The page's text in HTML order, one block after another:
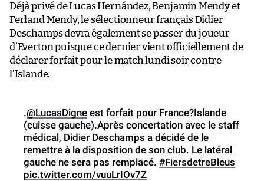
Déjà privé de Lucas Hernández, Benjamin Mendy et
Ferland Mendy, le sélectionneur français Didier
Deschamps devra également se passer du joueur
d’Everton puisque ce dernier vient officiellement de
déclarer forfait pour le match lundi soir contre
l’Islande.
.@LucasDigne est forfait pour France?Islande
(cuisse gauche).Après concertation avec le staff
médical, Didier Deschamps a décidé de le
remettre à la disposition de son club. Le latéral
gauche ne sera pas remplacé. #FiersdetreBleus
pic.twitter.com/vuuLrIOv7Z